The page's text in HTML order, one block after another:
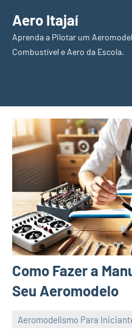
para
conteúdo
Aero Itajaí
Aprenda a Pilotar um
Combustível e Aero da Escola.
Como Fazer a
Seu Aeromodelo
Aeromodelismo Para